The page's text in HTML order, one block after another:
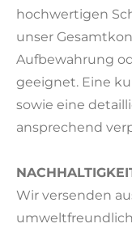
hochwertigen
unser
Aufbewahrung
geeignet. Eine
sowie eine
ansprechend
Wir versenden